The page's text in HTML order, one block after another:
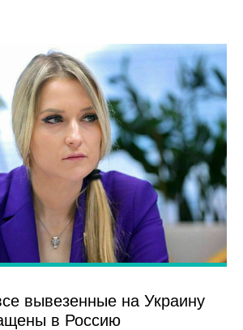
вывезенные на Украину
в Россию